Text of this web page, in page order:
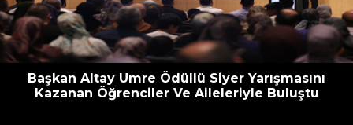
Başkan Altay Umre Ödüllü Siyer Yarışmasını
Kazanan Öğrenciler Ve Aileleriyle Buluştu